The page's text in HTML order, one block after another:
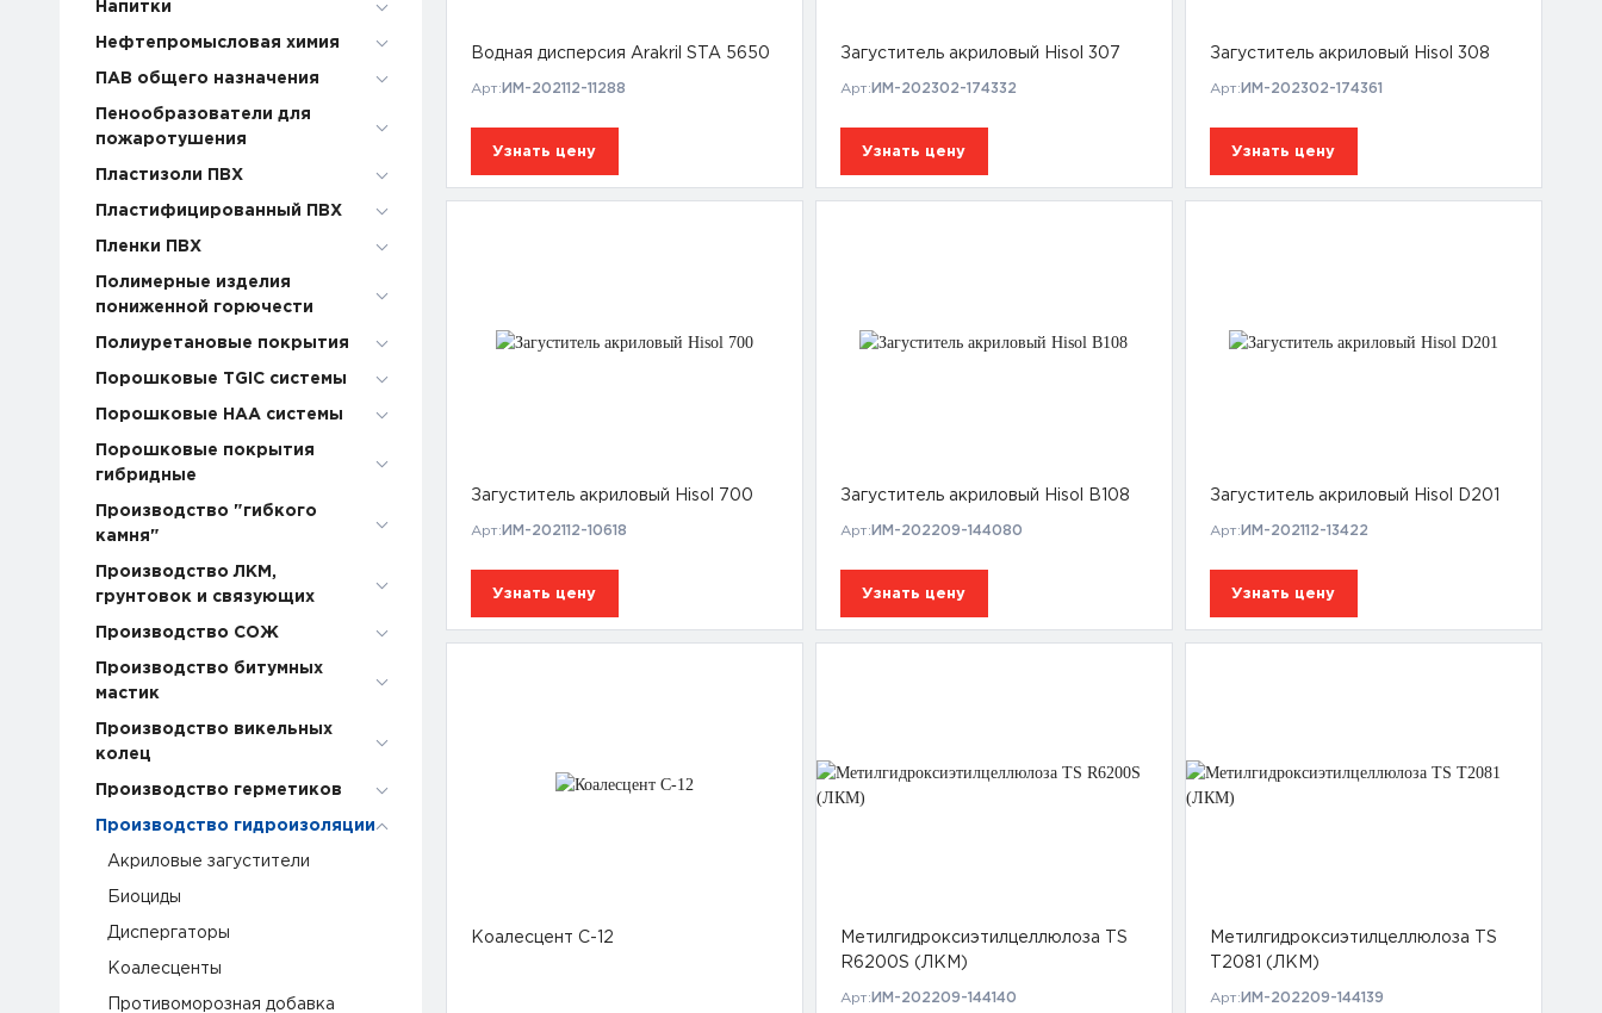
Напитки
Нефтепромысловая химия
ПАВ общего назначения
Пенообразователи для
пожаротушения
Пластизоли ПВХ
Пластифицированный ПВХ
Пленки ПВХ
Полимерные изделия
пониженной горючести
Полиуретановые покрытия
Порошковые TGIC системы
Порошковые НАА системы
Порошковые покрытия
гибридные
Производство "гибкого
камня"
Производство ЛКМ,
грунтовок и связующих
Производство СОЖ
Производство битумных
мастик
Производство викельных
колец
Производство герметиков
Производство гидроизоляции
Акриловые загустители
Биоциды
Диспергаторы
Коалесценты
Противоморозная добавка
Водная дисперсия Arakril STA 5650
Арт: ИМ-202112-11288
Узнать цену
Загуститель акриловый Hisol 307
Арт: ИМ-202302-174332
Узнать цену
Загуститель акриловый Hisol 308
Арт: ИМ-202302-174361
Узнать цену
Загуститель акриловый Hisol 700
Арт: ИМ-202112-10618
Узнать цену
Загуститель акриловый Hisol B108
Арт: ИМ-202209-144080
Узнать цену
Загуститель акриловый Hisol D201
Арт: ИМ-202112-13422
Узнать цену
Коалесцент С-12
Метилгидроксиэтилцеллюлоза TS
R6200S (ЛКМ)
Арт: ИМ-202209-144140
Метилгидроксиэтилцеллюлоза TS
T2081 (ЛКМ)
Арт: ИМ-202209-144139